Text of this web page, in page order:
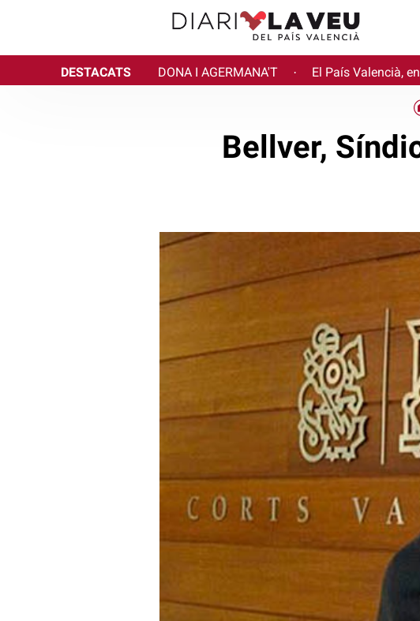
DESTACATS DONA I AGERMANA'T · El País Valencià,
Bellver,